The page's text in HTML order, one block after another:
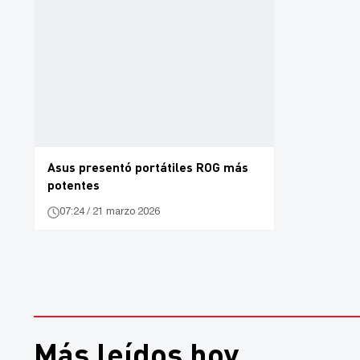
Asus presentó portátiles ROG más
potentes
07:24 / 21 marzo 2026